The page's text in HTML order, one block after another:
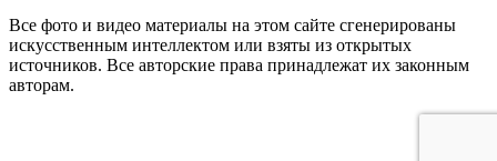
Все фото и видео материалы на этом сайте сгенерированы
искусственным интеллектом или взяты из открытых
источников. Все авторские права принадлежат их законным
авторам.